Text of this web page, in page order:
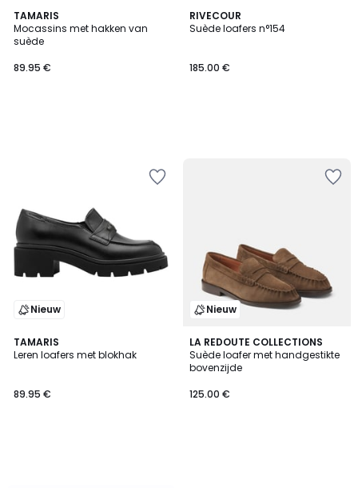
TAMARIS
Mocassins met hakken van
suède
89.95 €
RIVECOUR
Suède loafers n°154
185.00 €
Nieuw
TAMARIS
Leren loafers met blokhak
89.95 €
Nieuw
LA REDOUTE COLLECTIONS
Suède loafer met handgestikte
bovenzijde
125.00 €